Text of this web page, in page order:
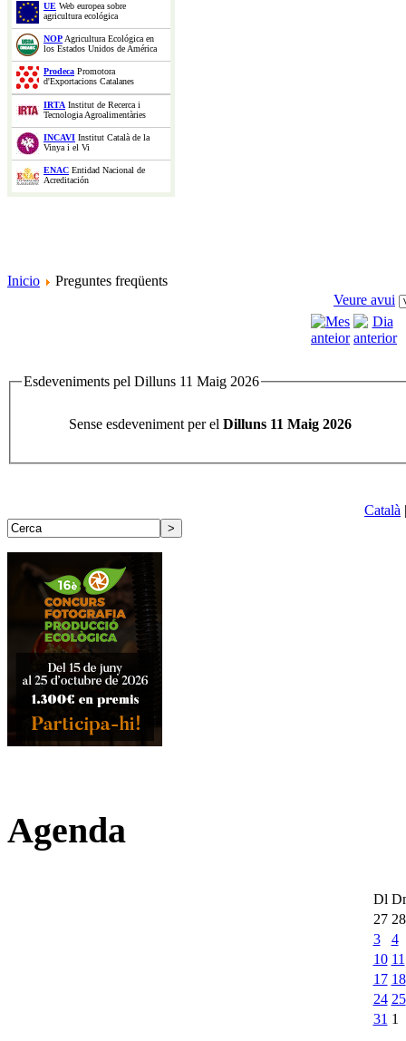
UE Web europea sobre
agricultura ecológica
NOPAgricultura Ecológica en
los Estados Unidos de América
Prodeca Promotora
d'Exportacions Catalanes
IRTA Institut de Recerca i
Tecnologia Agroalimentàries
INCAVI Institut Català de la
Vinya i el Vi
ENAC Entidad Nacional de
Acreditación
Inicio
Preguntes freqüents
Veure avui
Esdeveniments pel Dilluns 11 Maig 2026
Sense esdeveniment per el Dilluns 11 Maig 2026
Català
Agenda
Dl
27 28
3
4
10 11
17 18
24 25
31 1